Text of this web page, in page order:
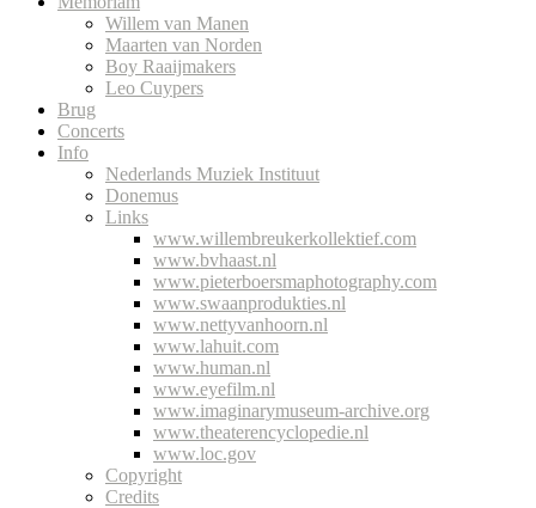
Willem van Manen
Maarten van Norden
Boy Raaijmakers
Leo Cuypers
Brug
Concerts
Info
Nederlands Muziek Instituut
Donemus
Links
www.willembreukerkollektief.com
www.bvhaast.nl
www.pieterboersmaphotography.com
www.swaanprodukties.nl
www.nettyvanhoorn.nl
www.lahuit.com
www.human.nl
www.eyefilm.nl
www.imaginarymuseum-archive.org
www.theaterencyclopedie.nl
www.loc.gov
Copyright
Credits